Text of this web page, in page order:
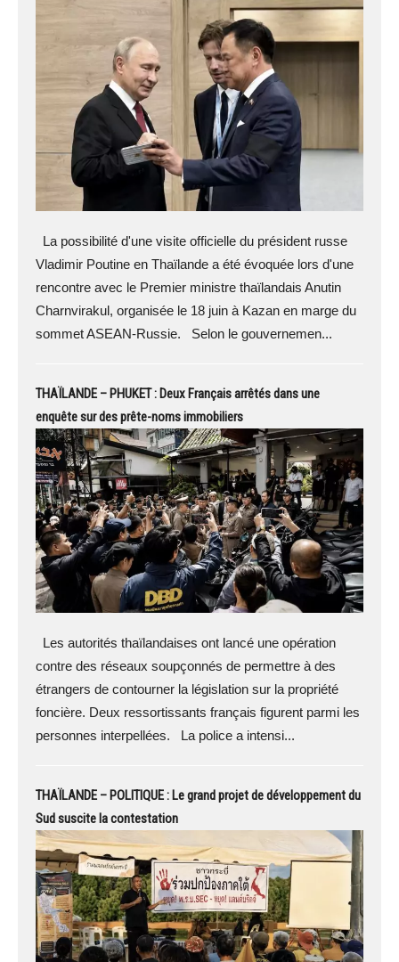
La possibilité d'une visite officielle du président russe
Vladimir Poutine en Thaïlande a été évoquée lors d'une
rencontre avec le Premier ministre thaïlandais Anutin
Charnvirakul, organisée le 18 juin à Kazan en marge du
sommet ASEAN-Russie. Selon le gouvernemen...
THAÏLANDE – PHUKET : Deux Français arrêtés dans une
enquête sur des prête-noms immobiliers
Les autorités thaïlandaises ont lancé une opération
contre des réseaux soupçonnés de permettre à des
étrangers de contourner la législation sur la propriété
foncière. Deux ressortissants français figurent parmi les
personnes interpellées. La police a intensi...
THAÏLANDE – POLITIQUE : Le grand projet de développement du
Sud suscite la contestation